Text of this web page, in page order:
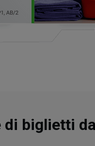
biglietti